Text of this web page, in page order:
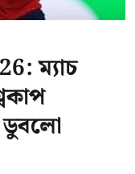
ম্যাচ
ডুবলো